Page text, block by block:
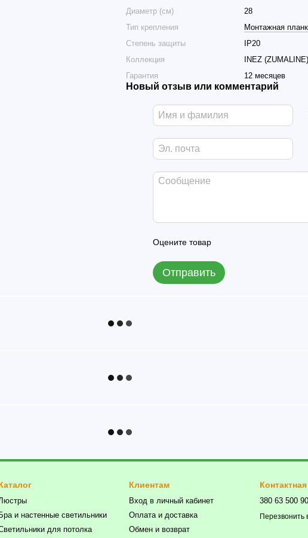
Диаметр (см)
28
Тип крепления
Монтажная
Cтепень защиты
IP20
Коллекция
INEZ (ZUMALINE)
Гарантия
12 месяцев
Новый отзыв или комментарий
Оцените товар
Отправить
Бра и настенные светильники
для потолка
Клиентам
Вход в личный кабинет
Оплата и доставка
Обмен и возврат
380 63 500
Перезвонить